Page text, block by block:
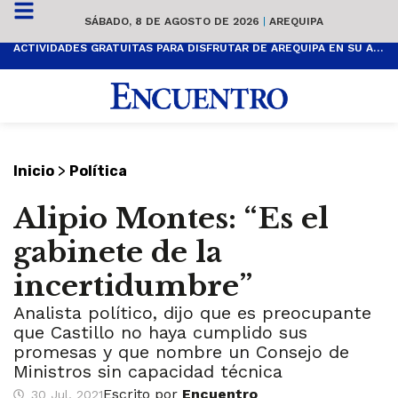
SÁBADO, 8 DE AGOSTO DE 2026 | AREQUIPA
ACTIVIDADES GRATUITAS PARA DISFRUTAR DE AREQUIPA EN SU ANIVERSARIO
Inicio > Política
Alipio Montes: “Es el
gabinete de la
incertidumbre”
Analista político, dijo que es preocupante
que Castillo no haya cumplido sus
promesas y que nombre un Consejo de
Ministros sin capacidad técnica
30 Jul, 2021Escrito por Encuentro